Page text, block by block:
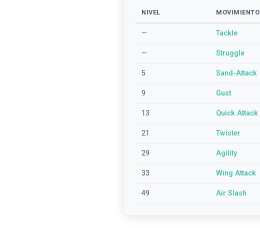
NIVEL MOVIMIENTO
— Tackle
— Struggle
5 Sand-Attack
9 Gust
13 Quick Attack
21 Twister
29 Agility
33 Wing Attack
49 Air Slash